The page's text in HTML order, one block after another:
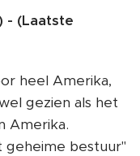
- (Laatste
heel Amerika,
gezien als het
Amerika.
geheime bestuur"